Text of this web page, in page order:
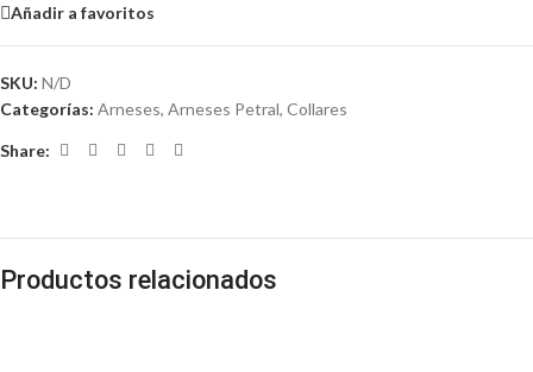
Añadir a favoritos
SKU: N/D
Categorías: Arneses, Arneses Petral, Collares
Share:
Productos relacionados